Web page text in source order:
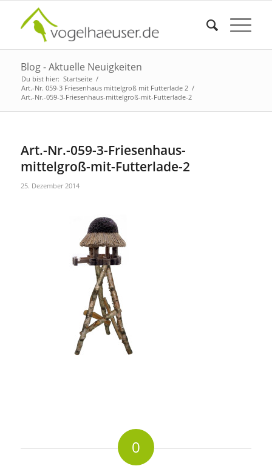
Blog - Aktuelle Neuigkeiten
Du bist hier: Startseite /
Art.-Nr. 059-3 Friesenhaus mittelgroß mit Futterlade 2 /
Art.-Nr.-059-3-Friesenhaus-mittelgroß-mit-Futterlade-2
Art.-Nr.-059-3-Friesenhaus-
mittelgroß-mit-Futterlade-2
25. Dezember 2014
0